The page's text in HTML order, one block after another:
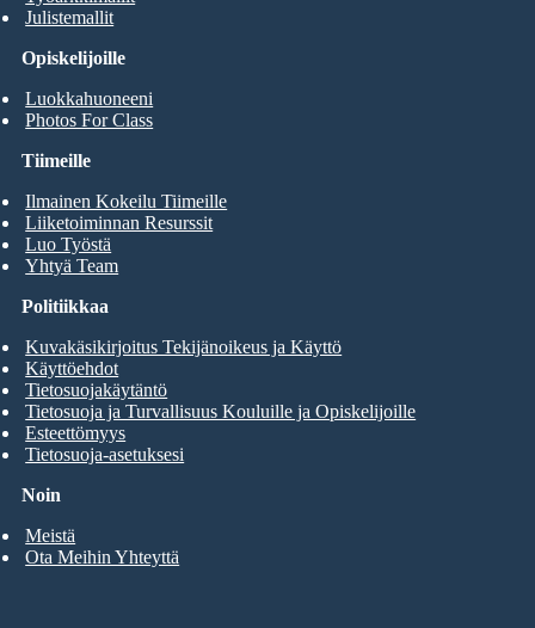
Opiskelijoille
Luokkahuoneeni
Photos For Class
Julistemallit
Tiimeille
Ilmainen Kokeilu Tiimeille
Liiketoiminnan Resurssit
Luo Työstä
Yhtyä Team
Noin
Meistä
Ota Meihin Yhteyttä
Politiikkaa
Kuvakäsikirjoitus Tekijänoikeus ja Käyttö
Käyttöehdot
Tietosuojakäytäntö
Tietosuoja ja Turvallisuus Kouluille ja Opiskelijoille
Esteettömyys
Tietosuoja-asetuksesi